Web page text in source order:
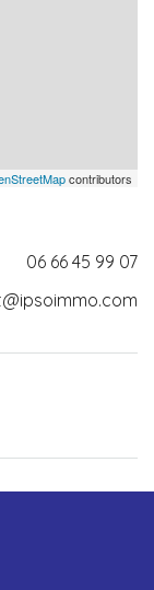
contributors
06 66 45 99 07